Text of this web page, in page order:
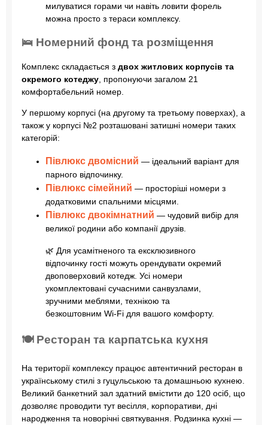
милуватися горами чи навіть ловити форель
можна просто з тераси комплексу.
🛌 Номерний фонд та розміщення
Комплекс складається з двох житлових корпусів та
окремого котеджу , пропонуючи загалом 21
комфортабельний номер.
У першому корпусі (на другому та третьому поверхах), а
також у корпусі №2 розташовані затишні номери таких
категорій:
Півлюкс двомісний — ідеальний варіант для
парного відпочинку.
Півлюкс сімейний — просторіші номери з
додатковими спальними місцями.
Півлюкс двокімнатний — чудовий вибір для
великої родини або компанії друзів.
🌿 Для усамітненого та ексклюзивного
відпочинку гості можуть орендувати окремий
двоповерховий котедж. Усі номери
укомплектовані сучасними санвузлами,
зручними меблями, технікою та
безкоштовним Wi-Fi для вашого комфорту.
🍽️ Ресторан та карпатська кухня
На території комплексу працює автентичний ресторан в
українському стилі з гуцульською та домашньою кухнею.
Великий банкетний зал здатний вмістити до 120 осіб, що
дозволяє проводити тут весілля, корпоративи, дні
народження та новорічні святкування. Родзинка кухні —